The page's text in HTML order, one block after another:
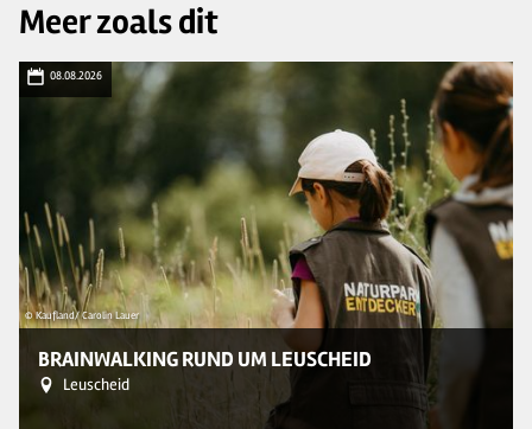
Meer zoals dit
08.08.2026
© Kaufland/ Carolin Lauer
BRAINWALKING RUND UM LEUSCHEID
Leuscheid